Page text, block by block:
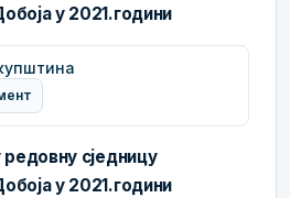
у 2021.години
редовну сједницу
у 2021.години